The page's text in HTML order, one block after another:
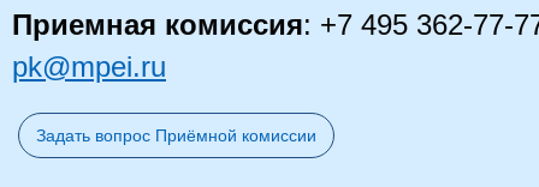
Приемная комиссия: +7 495 362-77-
pk@mpei.ru
Задать вопрос Приёмной комиссии